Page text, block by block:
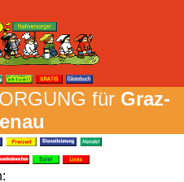
für Graz-
: